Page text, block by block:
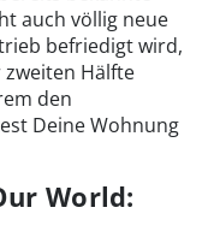
auch völlig neue
befriedigt wird,
Hälfte
den
Deine Wohnung
World: